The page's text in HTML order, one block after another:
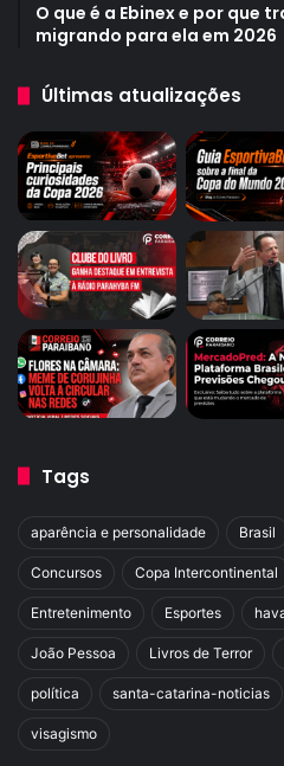
O que é a Ebinex e por que
migrando para ela em 2026
Últimas atualizações
Tags
aparência e personalidade Brasil
Concursos Copa Intercontinental
Entretenimento Esportes
João Pessoa Livros de Terror
política santa-catarina-noticias
visagismo